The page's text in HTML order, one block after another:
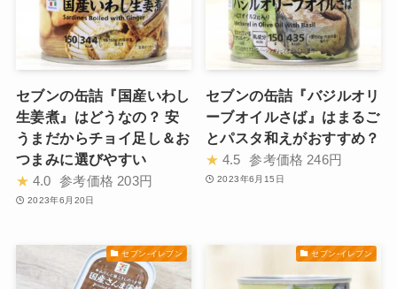
セブンの缶詰『国産いわし
生姜煮』はどうなの？ 安
うまだからチョイ足し＆お
つまみに選びやすい
★ 4.0 参考価格 203円
2023年6月20日
セブンの缶詰『バジルオリ
ーブオイルさば』はまるご
とパスタ和えがおすすめ？
★ 4.5 参考価格 246円
2023年6月15日
セブン-イレブン セブン-イレブン